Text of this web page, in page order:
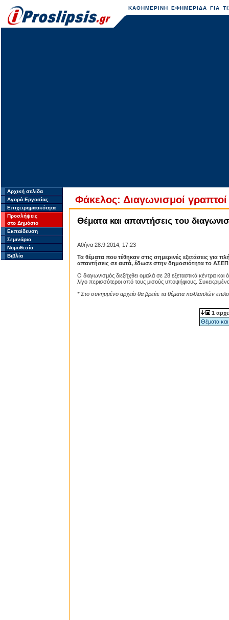
ΚΑΘΗΜΕΡΙΝΗ ΕΦΗΜΕΡΙΔΑ ΓΙΑ
Αρχική σελίδα
Αγορά Εργασίας
Επιχειρηματικότητα
Προσλήψεις
στο Δημόσιο
Εκπαίδευση
Σεμινάρια
Νομοθεσία
Βιβλία
Φάκελος: Διαγωνισμοί
Θέματα και απαντήσεις του
Αθήνα 28.9.2014, 17:23
Τα θέματα που τέθηκαν στις σημερινές εξετάσεις για
απαντήσεις σε αυτά, έδωσε στην δημοσιότητα το
Ο διαγωνισμός διεξήχθει ομαλά σε 28 εξεταστικά κέντρα
λίγο περισσότεροι από τους μισούς υποψήφιους.
* Στο συνημμένο αρχείο θα βρείτε τα θέματα πολλαπλών
1
Θέματα